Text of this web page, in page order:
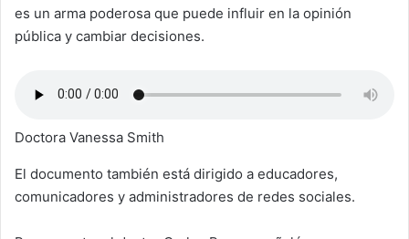
es un arma poderosa que puede influir en la opinión
pública y cambiar decisiones.
Doctora Vanessa Smith
El documento también está dirigido a educadores,
comunicadores y administradores de redes sociales.